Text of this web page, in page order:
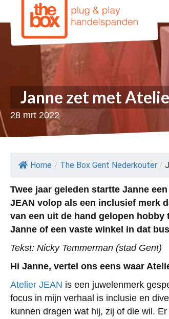
Janne zet met
28 mrt 2022
Home / The Box Gent Nederkouter /
Twee jaar geleden startte Janne
JEAN volop als een inclusief merk
van een uit de hand gelopen
Janne of een vaste winkel in dat
Tekst: Nicky Temmerman (stad Gent)
Hi Janne, vertel ons eens waar
Atelier JEAN is een juwelenmerk
focus in mijn verhaal is inclusie en
kunnen dragen wat hij, zij of die wil.